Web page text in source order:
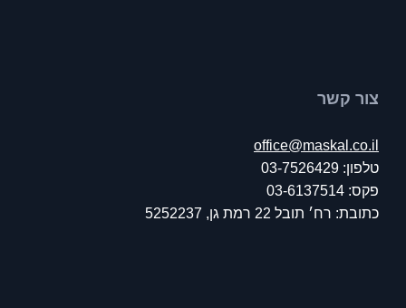
צור קשר
טלפון: 03-7526429
פקס: 03-6137514
כתובת: רח׳ תובל 22 רמת גן, 5252237
office@maskal.co.il